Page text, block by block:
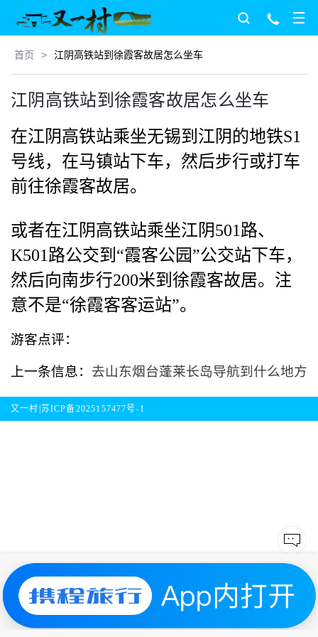
首页 > 江阴高铁站到徐霞客故居怎么坐车
江阴高铁站到徐霞客故居怎么坐车
在江阴高铁站乘坐无锡到江阴的地铁S1
号线，在马镇站下车，然后步行或打车
前往徐霞客故居。
或者在江阴高铁站乘坐江阴501路、
K501路公交到“霞客公园”公交站下车，
然后向南步行200米到徐霞客故居。注
意不是“徐霞客客运站”。
游客点评：
上一条信息： 去山东烟台蓬莱长岛导航到什么地方
又一村| 苏ICP备2025157477号-1